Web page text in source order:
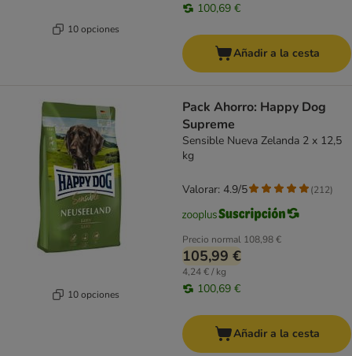
10 opciones
100,69 €
Añadir a la cesta
10 opciones
Pack Ahorro: Happy Dog
Supreme
Sensible Nueva Zelanda 2 x 12,5
kg
Precio normal 108,98 €
105,99 €
4,24 € / kg
100,69 €
Valorar: 4.9/5 (212)
Añadir a la cesta